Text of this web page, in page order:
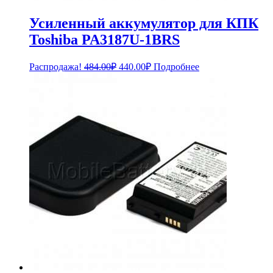
Усиленный аккумулятор для КПК
Toshiba PA3187U-1BRS
Распродажа! 484.00₽ Первоначальная
440.00₽Текущая
Подробнее